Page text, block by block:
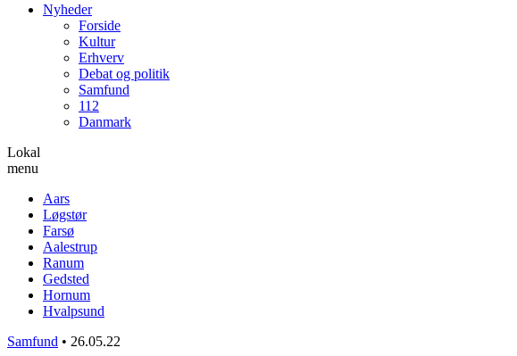
Nyheder
Forside
Kultur
Erhverv
Debat og politik
Samfund
112
Danmark
Lokal
menu
Aars
Løgstør
Farsø
Aalestrup
Ranum
Gedsted
Hornum
Hvalpsund
Samfund • 26.05.22